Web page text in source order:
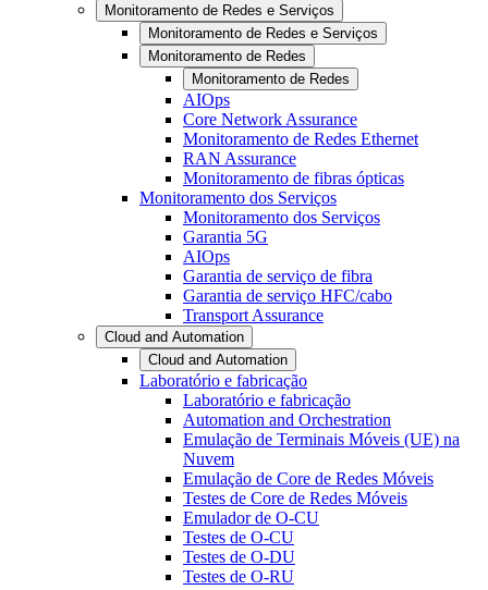
Monitoramento de Redes e Serviços
Monitoramento de Redes e Serviços
Monitoramento de Redes
Monitoramento de Redes
AIOps
Core Network Assurance
Monitoramento de Redes Ethernet
RAN Assurance
Monitoramento de fibras ópticas
Monitoramento dos Serviços
Monitoramento dos Serviços
Garantia 5G
AIOps
Garantia de serviço de fibra
Garantia de serviço HFC/cabo
Transport Assurance
Cloud and Automation
Cloud and Automation
Laboratório e fabricação
Laboratório e fabricação
Automation and Orchestration
Emulação de Terminais Móveis (UE) na
Nuvem
Emulação de Core de Redes Móveis
Testes de Core de Redes Móveis
Emulador de O-CU
Testes de O-CU
Testes de O-DU
Testes de O-RU